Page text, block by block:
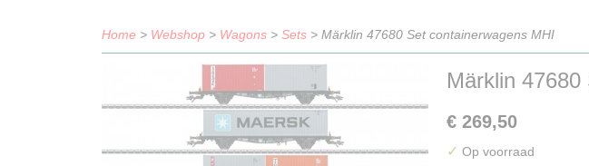
Home > Webshop > Wagons > Sets > Märklin 47680 Set containerwagens MHI
Märklin
€ 269,50
✓ Op voorraad